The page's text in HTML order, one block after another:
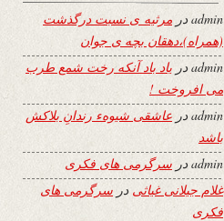
adminدر مرثیه ی نسبت درگذشت
(همراه)،دهقان بچه ی جوان
admin در یاد باد آنکه رخت شمع طرب
می افروخت !
adminدر عاشقی شیوهء رندانِ بلاکش
باشد
admin در سرگرمی های فکری
غلام جیلانی غیاثی در سرگرمی های
فکری